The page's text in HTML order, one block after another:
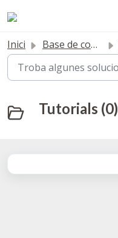
Inici Base de coneixement
Tutorials (0)